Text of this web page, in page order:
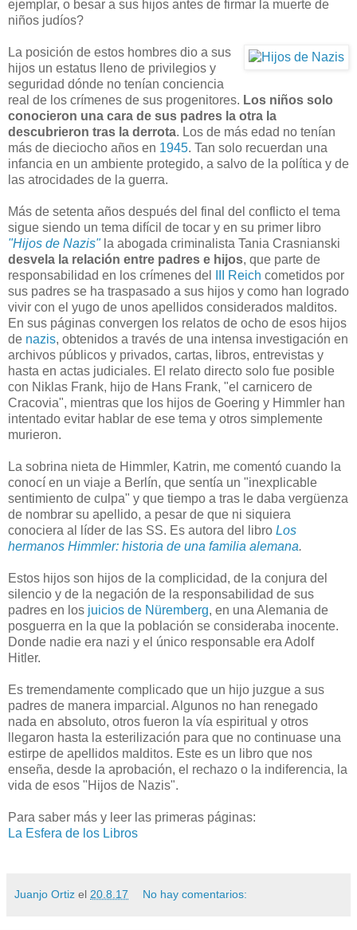
ejemplar, o besar a sus hijos antes de firmar la muerte de
niños judíos?
La posición de estos hombres dio a sus
hijos un estatus lleno de privilegios y
seguridad dónde no tenían conciencia
real de los crímenes de sus progenitores. Los niños solo
conocieron una cara de sus padres la otra la
descubrieron tras la derrota. Los de más edad no tenían
más de dieciocho años en 1945. Tan solo recuerdan una
infancia en un ambiente protegido, a salvo de la política y de
las atrocidades de la guerra.
Más de setenta años después del final del conflicto el tema
sigue siendo un tema difícil de tocar y en su primer libro
"Hijos de Nazis"la abogada criminalista Tania Crasnianski
desvela la relación entre padres e hijos, que parte de
responsabilidad en los crímenes del
III Reich cometidos por
sus padres se ha traspasado a sus hijos y como han logrado
vivir con el yugo de unos apellidos considerados malditos.
En sus páginas convergen los relatos de ocho de esos hijos
de nazis, obtenidos a través de una intensa investigación en
archivos públicos y privados, cartas, libros, entrevistas y
hasta en actas judiciales. El relato directo solo fue posible
con Niklas Frank, hijo de Hans Frank, "el carnicero de
Cracovia", mientras que los hijos de Goering y Himmler han
intentado evitar hablar de ese tema y otros simplemente
murieron.
La sobrina nieta de Himmler, Katrin, me comentó cuando la
conocí en un viaje a Berlín, que sentía un "inexplicable
sentimiento de culpa" y que tiempo a tras le daba vergüenza
de nombrar su apellido, a pesar de que ni siquiera
conociera al líder de las SS. Es autora del libro Los
hermanos Himmler: historia de una familia alemana.
Estos hijos son hijos de la complicidad, de la conjura del
silencio y de la negación de la responsabilidad de sus
padres en los juicios de Nüremberg, en una Alemania de
posguerra en la que la población se consideraba inocente.
Donde nadie era nazi y el único responsable era Adolf
Hitler.
Es tremendamente complicado que un hijo juzgue a sus
padres de manera imparcial. Algunos no han renegado
nada en absoluto, otros fueron la vía espiritual y otros
llegaron hasta la esterilización para que no continuase una
estirpe de apellidos malditos. Este es un libro que nos
enseña, desde la aprobación, el rechazo o la indiferencia, la
vida de esos "Hijos de Nazis".
Para saber más y leer las primeras páginas:
La Esfera de los Libros
Juanjo Ortiz el 20.8.17 No hay comentarios: